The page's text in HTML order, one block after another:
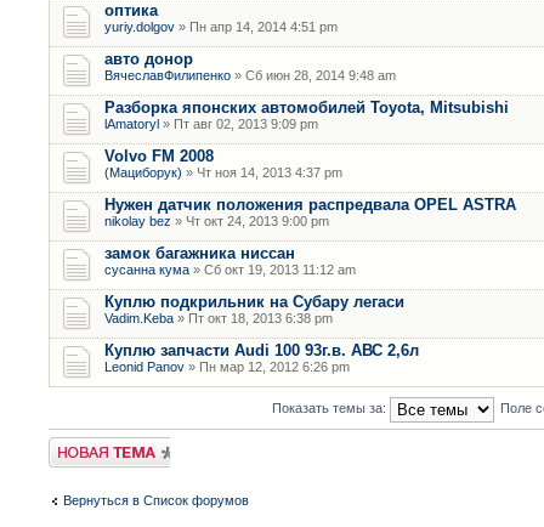
оптика
yuriy.dolgov » Пн апр 14, 2014 4:51 pm
авто донор
ВячеславФилипенко » Сб июн 28, 2014 9:48 am
Разборка японских автомобилей Toyota, Mitsubishi
lAmatoryl » Пт авг 02, 2013 9:09 pm
Volvo FM 2008
(Мациборук) » Чт ноя 14, 2013 4:37 pm
Нужен датчик положения распредвала OPEL ASTRA
nikolay bez » Чт окт 24, 2013 9:00 pm
замок багажника ниссан
сусанна кума » Сб окт 19, 2013 11:12 am
Куплю подкрильник на Субару легаси
Vadim.Keba » Пт окт 18, 2013 6:38 pm
Куплю запчасти Audi 100 93г.в. АВС 2,6л
Leonid Panov » Пн мар 12, 2012 6:26 pm
Показать темы за: Поле
Новая тема
Вернуться в Список форумов